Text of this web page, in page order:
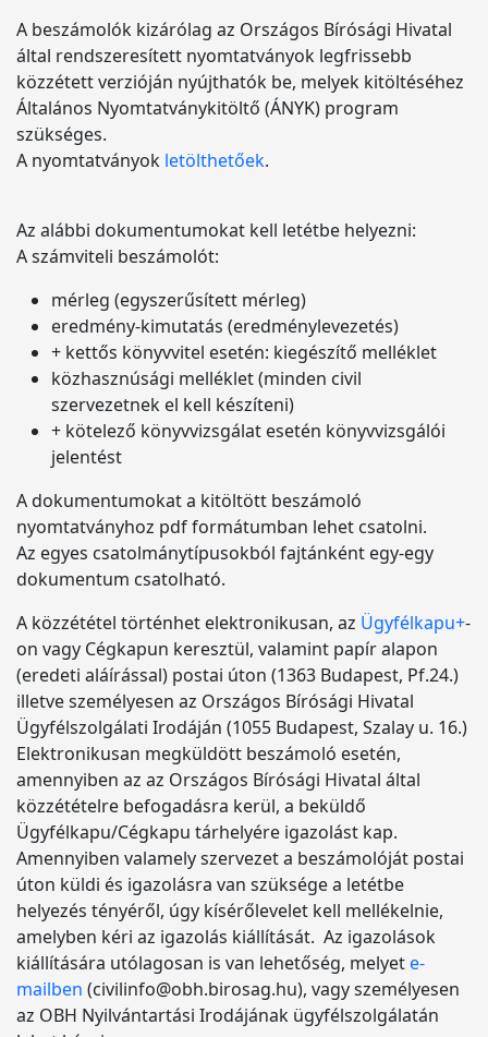
A beszámolók kizárólag az Országos Bírósági Hivatal
által rendszeresített nyomtatványok legfrissebb
közzétett verzióján nyújthatók be, melyek kitöltéséhez
Általános Nyomtatványkitöltő (ÁNYK) program
szükséges.
A nyomtatványok letölthetőek.
Az alábbi dokumentumokat kell letétbe helyezni:
A számviteli beszámolót:
mérleg (egyszerűsített mérleg)
eredmény-kimutatás (eredménylevezetés)
+ kettős könyvvitel esetén: kiegészítő melléklet
közhasznúsági melléklet (minden civil
szervezetnek el kell készíteni)
+ kötelező könyvvizsgálat esetén könyvvizsgálói
jelentést
A dokumentumokat a kitöltött beszámoló
nyomtatványhoz pdf formátumban lehet csatolni.
Az egyes csatolmánytípusokból fajtánként egy-egy
dokumentum csatolható.
A közzététel történhet elektronikusan, az Ügyfélkapu+-
on vagy Cégkapun keresztül, valamint papír alapon
(eredeti aláírással) postai úton (1363 Budapest, Pf.24.)
illetve személyesen az Országos Bírósági Hivatal
Ügyfélszolgálati Irodáján (1055 Budapest, Szalay u. 16.)
Elektronikusan megküldött beszámoló esetén,
amennyiben az az Országos Bírósági Hivatal által
közzétételre befogadásra kerül, a beküldő
Ügyfélkapu/Cégkapu tárhelyére igazolást kap.
Amennyiben valamely szervezet a beszámolóját postai
úton küldi és igazolásra van szüksége a letétbe
helyezés tényéről, úgy kísérőlevelet kell mellékelnie,
amelyben kéri az igazolás kiállítását. Az igazolások
kiállítására utólagosan is van lehetőség, melyete-
mailben (civilinfo@obh.birosag.hu), vagy személyesen
az OBH Nyilvántartási Irodájának ügyfélszolgálatán